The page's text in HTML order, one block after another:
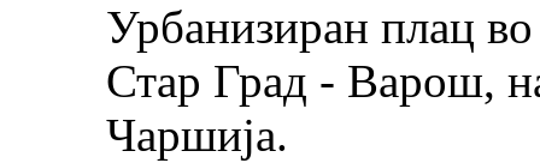
Урбанизиран плац
Стар Град - Варош,
Чаршија.